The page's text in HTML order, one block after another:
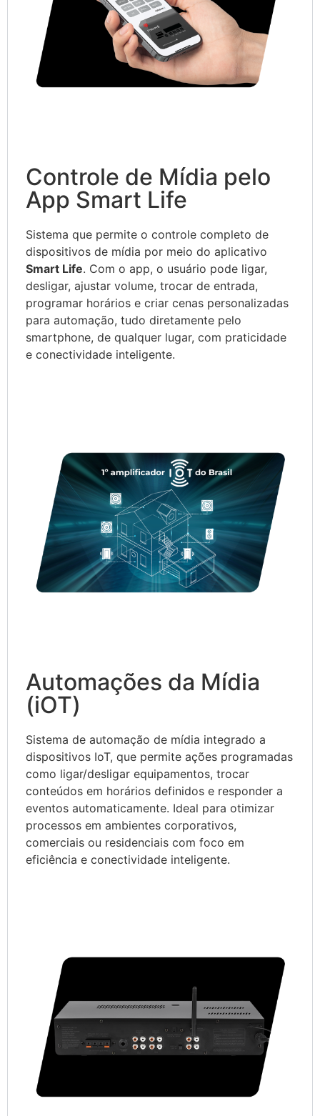
Controle de Mídia pelo
App Smart Life
Sistema que permite o controle completo de
dispositivos de mídia por meio do aplicativo
Smart Life. Com o app, o usuário pode ligar,
desligar, ajustar volume, trocar de entrada,
programar horários e criar cenas personalizadas
para automação, tudo diretamente pelo
smartphone, de qualquer lugar, com praticidade
e conectividade inteligente.
Automações da Mídia
(iOT)
Sistema de automação de mídia integrado a
dispositivos IoT, que permite ações programadas
como ligar/desligar equipamentos, trocar
conteúdos em horários definidos e responder a
eventos automaticamente. Ideal para otimizar
processos em ambientes corporativos,
comerciais ou residenciais com foco em
eficiência e conectividade inteligente.